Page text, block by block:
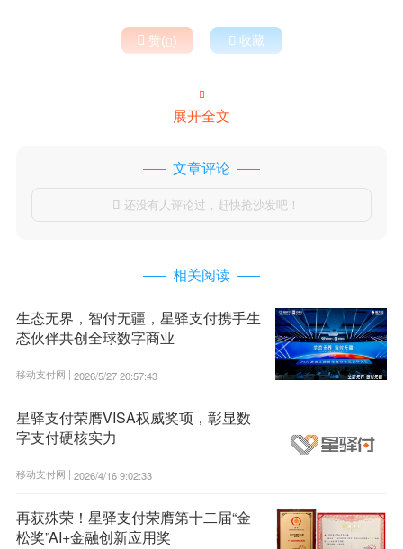
 赞()  收藏

展开全文
文章评论
 还没有人评论过，赶快抢沙发吧！
相关阅读
生态无界，智付无疆，星驿支付携手生
态伙伴共创全球数字商业
移动支付网 | 2026/5/27 20:57:43
星驿支付荣膺VISA权威奖项，彰显数
字支付硬核实力
移动支付网 | 2026/4/16 9:02:33
再获殊荣！星驿支付荣膺第十二届“金
松奖”AI+金融创新应用奖